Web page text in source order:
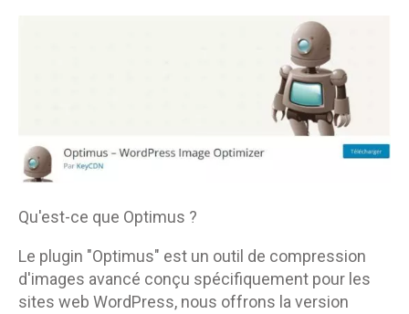
Qu'est-ce que Optimus ?
Le plugin "Optimus" est un outil de compression
d'images avancé conçu spécifiquement pour les
sites web WordPress, nous offrons la version